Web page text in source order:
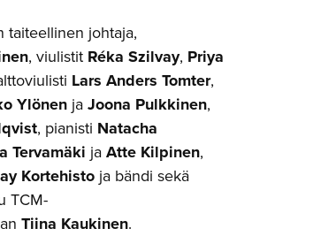
taiteellinen johtaja,
, viulistit Réka Szilvay, Priya
Lars Anders Tomter,
Ylönen jaJoona Pulkkinen,
, pianisti Natacha
Tervamäki jaAtte Kilpinen,
Kortehisto ja bändi sekä
TCM-
Tiina Kaukinen.